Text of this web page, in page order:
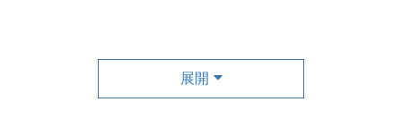
戲時的手部遮擋，打造對稱臨場聲效；AI 降噪則可起到抑
制吼叫聲的作用；加上遊戲 AI 震感功能，智慧識別遊戲場
展開